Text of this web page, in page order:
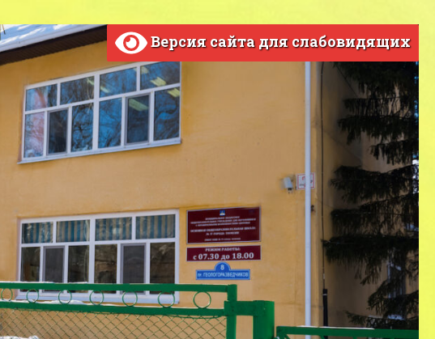
Версия сайта для слабовидящих